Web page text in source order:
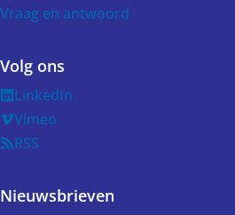
Vraag en antwoord
Volg ons
LinkedIn
Vimeo
RSS
Nieuwsbrieven